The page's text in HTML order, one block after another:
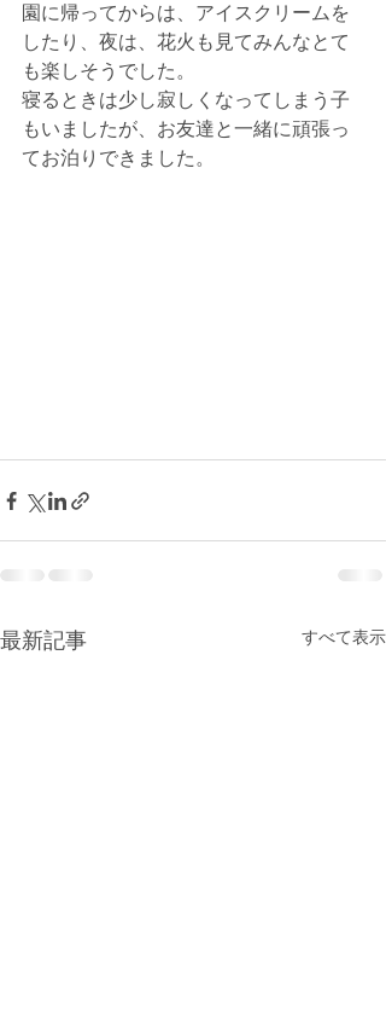
園に帰ってからは、アイスクリームを
したり、夜は、花火も見てみんなとて
も楽しそうでした。
寝るときは少し寂しくなってしまう子
もいましたが、お友達と一緒に頑張っ
てお泊りできました。
最新記事 すべて表示